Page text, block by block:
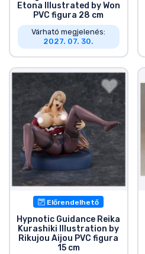
Etona Illustrated by Won
PVC figura 28 cm
Várható megjelenés:
2027. 07. 30.
Előrendelhető
Hypnotic Guidance Reika
Kurashiki Illustration by
Rikujou Aijou PVC figura
15 cm